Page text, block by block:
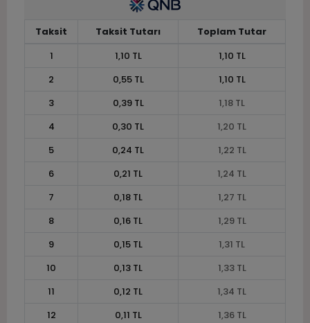
Taksit Taksit Tutarı
Toplam Tutar
1
1,10 TL
1,10 TL
2
0,55 TL
1,10 TL
3
0,39 TL
1,18 TL
4
0,30 TL
1,20 TL
5
0,24 TL
1,22 TL
6
0,21 TL
1,24 TL
7
0,18 TL
1,27 TL
8
0,16 TL
1,29 TL
9
0,15 TL
1,31 TL
10
0,13 TL
1,33 TL
11
0,12 TL
1,34 TL
12
0,11 TL 1,36 TL